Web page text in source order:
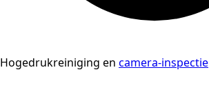
Hogedrukreiniging en camera-inspectie